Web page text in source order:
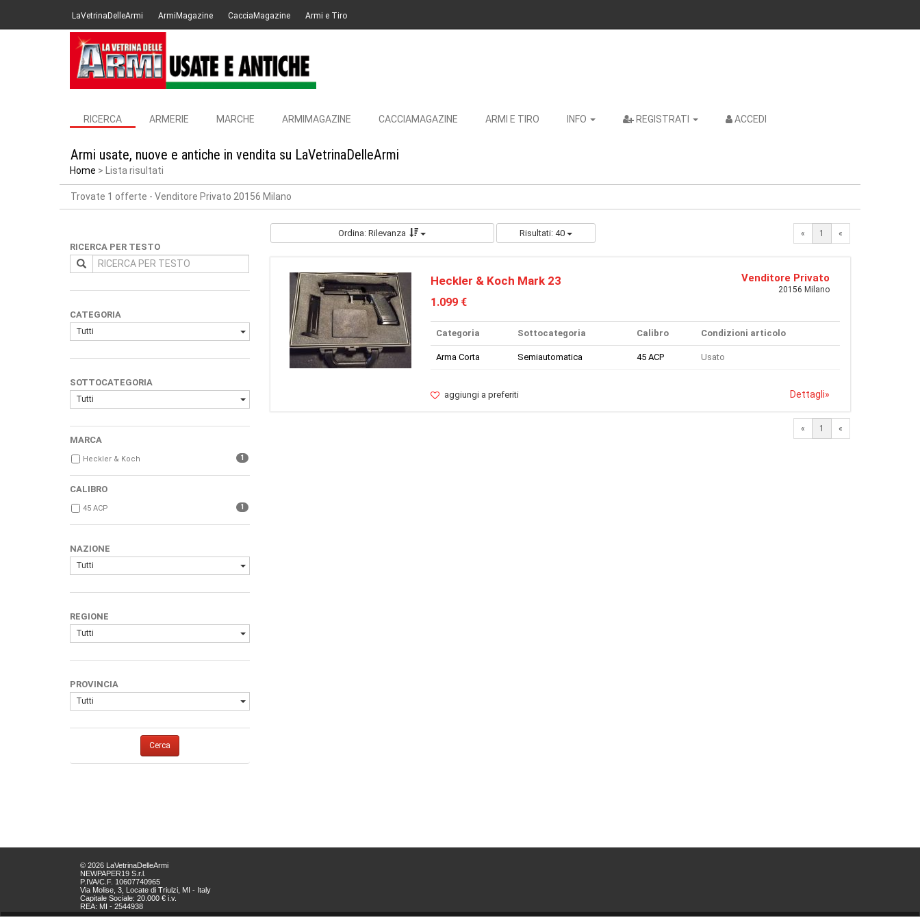
LaVetrinaDelleArmi ArmiMagazine CacciaMagazine Armi e Tiro
RICERCA ARMERIE MARCHE ARMIMAGAZINE CACCIAMAGAZINE ARMI E TIRO INFO REGISTRATI ACCEDI
Armi usate, nuove e antiche in vendita su LaVetrinaDelleArmi
Home Lista risultati
Trovate 1 offerte - Venditore Privato 20156 Milano
RICERCA PER TESTO
CATEGORIA
Tutti
SOTTOCATEGORIA
Tutti
MARCA
Heckler & Koch 1
CALIBRO
45 ACP 1
NAZIONE
Tutti
REGIONE
Tutti
PROVINCIA
Tutti
Cerca
Ordina: Rilevanza Risultati: 40 « 1 «
Heckler & Koch Mark 23
1.099 €
Venditore Privato
20156 Milano
Categoria Sottocategoria Calibro Condizioni articolo
Arma Corta Semiautomatica 45 ACP Usato
aggiungi a preferiti Dettagli»
« 1 «
© 2026 LaVetrinaDelleArmi
NEWPAPER19 S.r.l.
P.IVA/C.F. 10607740965
Via Molise, 3, Locate di Triulzi, MI - Italy
Capitale Sociale: 20.000 € i.v.
REA: MI - 2544938